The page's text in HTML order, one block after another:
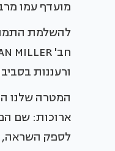
מועדף עמו
ורעננות
המטרה שלנו
ארוכות: שם
לספק השראה,